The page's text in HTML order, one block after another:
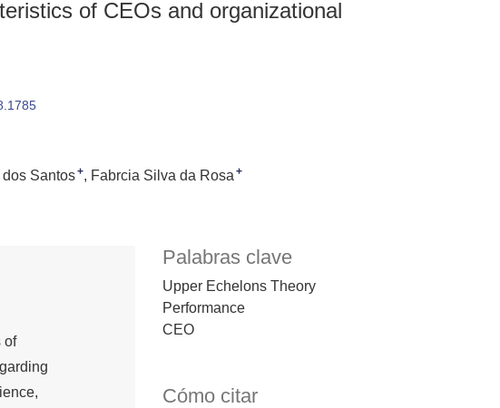
of CEOs and organizational
Santos+ Fabrcia Silva da Rosa +
Palabras clave
Upper Echelons Theory
Performance
CEO
Cómo citar
of